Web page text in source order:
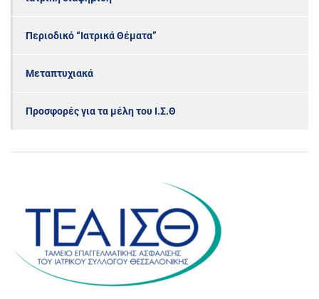
Περιοδικό “Ιατρικά Θέματα”
Μεταπτυχιακά
Προσφορές για τα μέλη του Ι.Σ.Θ